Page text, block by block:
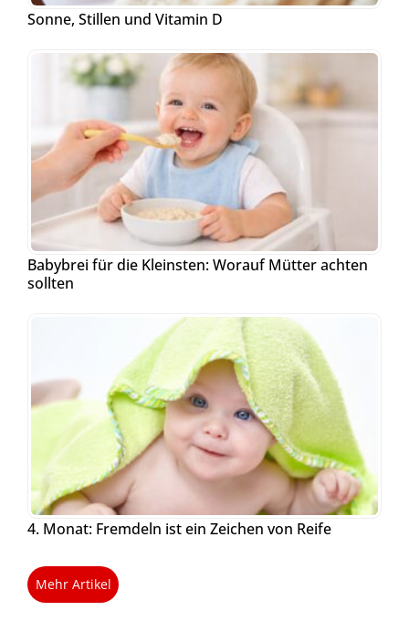
Sonne, Stillen und Vitamin D
Babybrei für die Kleinsten: Worauf Mütter achten
sollten
4. Monat: Fremdeln ist ein Zeichen von Reife
Mehr Artikel